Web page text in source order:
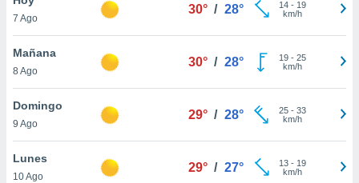
en
más
nuestra
de
7 Ago
30° / 28° 14- 19
km/h
Mañana
8 Ago
30° / 28° 19- 25
km/h
Domingo
9 Ago
29° / 28° 25- 33
km/h
Lunes
10 Ago
29° / 27° 13- 19
km/h